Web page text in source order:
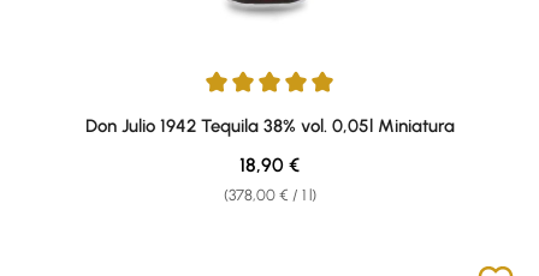
Average rating of 5 out of 5 stars
Don Julio 1942 Tequila 38% vol. 0,05l Miniatura
(378,00 € / 1 l)
Regular price:
18,90 €